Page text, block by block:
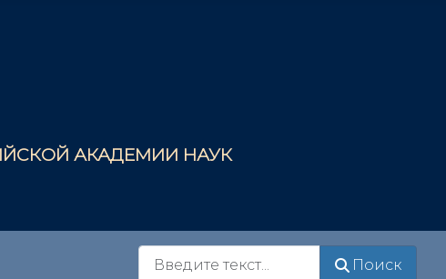
АКАДЕМИИ НАУК
Поиск